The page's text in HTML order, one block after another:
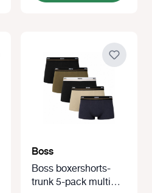
Boss
Boss boxershorts-
trunk 5-pack multi